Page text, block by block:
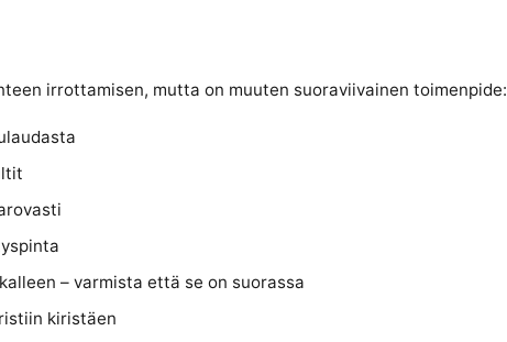
irrottamisen, mutta on muuten suoraviivainen toimenpide:
– varmista että se on suorassa
kiristäen